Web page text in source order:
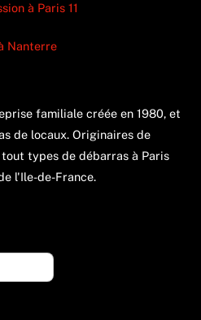
à Paris 11
Nanterre
familiale créée en 1980, et
de locaux. Originaires de
types de débarras à Paris
l'Ile-de-France.